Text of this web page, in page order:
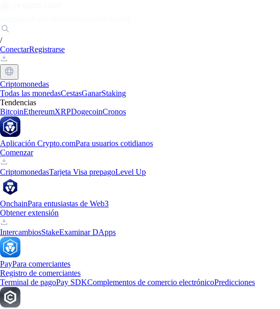
/
ConectarRegistrarse
Criptomonedas
Todas las monedasCestasGanarStaking
Tendencias
BitcoinEthereumXRPDogecoinCronos
Aplicación Crypto.comPara usuarios cotidianos
Comenzar
CriptomonedasTarjeta Visa prepagoLevel Up
OnchainPara entusiastas de Web3
Obtener extensión
IntercambiosStakeExaminar DApps
PayPara comerciantes
Registro de comerciantes
Terminal de pagoPay SDKComplementos de comercio electrónicoPredicciones